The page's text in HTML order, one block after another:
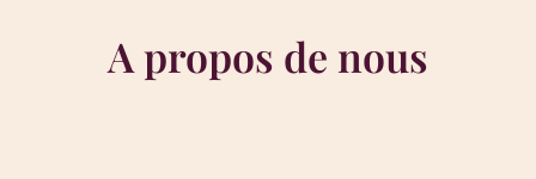
A propos de nous